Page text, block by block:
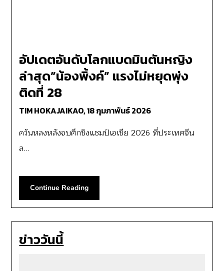
อัปเดตอันดับโลกแบดมินตันหญิง
ล่าสุด”น้องพิ้งค์” แรงไม่หยุดพุ่ง
ติดที่ 28
TIM HOKAJAIKAO,18 กุมภาพันธ์ 2026
ควันหลงหลังจบศึกชิงแชมป์เอเชีย 2026 ที่ประเทศจีน
ล…
Continue Reading
ข่าววันนี้